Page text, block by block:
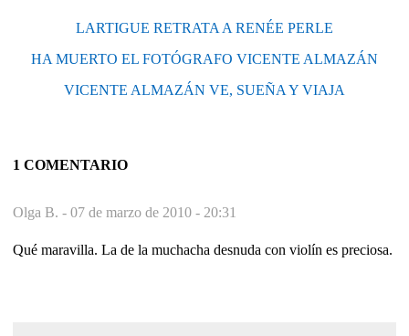
LARTIGUE RETRATA A RENÉE PERLE
HA MUERTO EL FOTÓGRAFO VICENTE ALMAZÁN
VICENTE ALMAZÁN VE, SUEÑA Y VIAJA
1 COMENTARIO
Olga B. - 07 de marzo de 2010 - 20:31
Qué maravilla. La de la muchacha desnuda con violín es preciosa.